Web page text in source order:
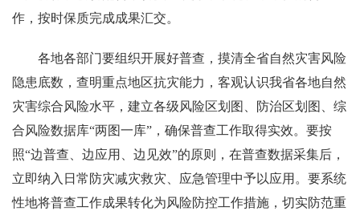
作，按时保质完成成果汇交。
各地各部门要组织开展好普查，摸清全省自然灾害风险
隐患底数，查明重点地区抗灾能力，客观认识我省各地自然
灾害综合风险水平，建立各级风险区划图、防治区划图、综
合风险数据库“两图一库”，确保普查工作取得实效。要按
照“边普查、边应用、边见效”的原则，在普查数据采集后，
立即纳入日常防灾减灾救灾、应急管理中予以应用。要系统
性地将普查工作成果转化为风险防控工作措施，切实防范重